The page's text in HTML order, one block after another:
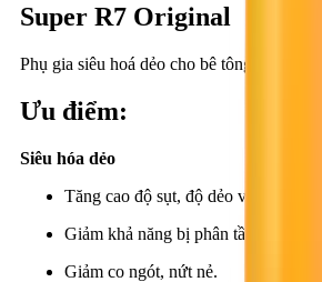
Super R7 Original
Phụ gia siêu hoá dẻo cho bê tông
Ưu điểm:
Siêu hóa dẻo
Tăng cao độ sụt, độ dẻo và độ sít đặc.
Giảm khả năng bị phân tầng.
Giảm co ngót, nứt nẻ.